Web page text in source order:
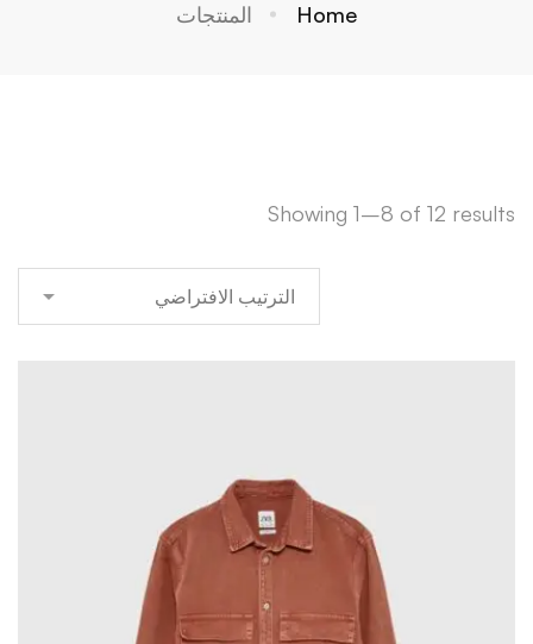
Home المنتجات
Showing 1–8 of 12 results